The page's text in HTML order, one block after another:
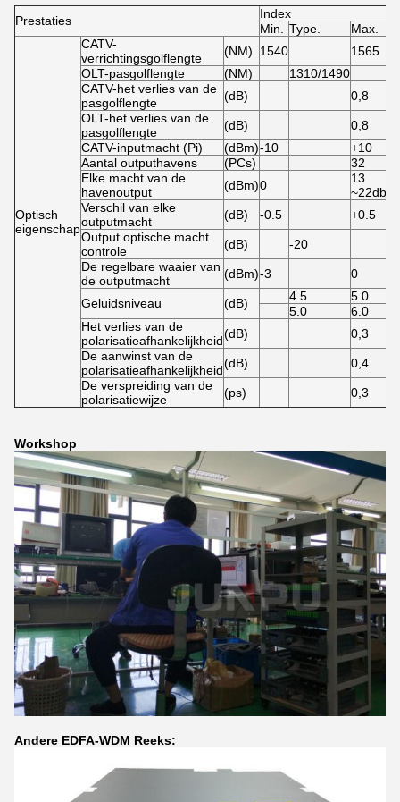
Prestaties Index
Min. Type. Max.
Optisch
eigenschap
CATV-
verrichtingsgolflengte
(NM) 1540 1565
OLT-pasgolflengte
(NM)
1310/1490
CATV-het verlies van de
pasgolflengte
(dB) 0,8
OLT-het verlies van de
pasgolflengte
(dB) 0,8
CATV-inputmacht (Pi)
(dBm)-10
+10
Aantal outputhavens
(PCs) 32
Elke macht van de
havenoutput
(dBm)0
13
~22dbm
Verschil van elke
outputmacht
(dB) -0.5
+0.5
Output optische macht
controle
(dB)
-20
De regelbare waaier van
de outputmacht
(dBm)-3 0
Geluidsniveau (dB) 4.5
5.0
5.0
6.0
Het verlies van de
polarisatieafhankelijkheid(dB)
0,3
De aanwinst van de
polarisatieafhankelijkheid(dB)
0,4
De verspreiding van de
polarisatiewijze
(ps) 0,3
Workshop
Andere EDFA-WDM Reeks: